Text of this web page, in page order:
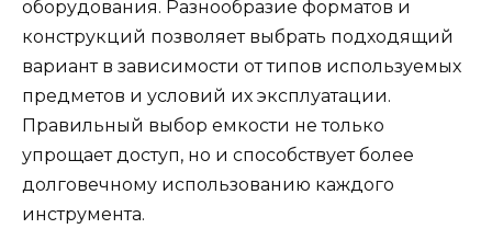
оборудования. Разнообразие форматов и
конструкций позволяет выбрать подходящий
вариант в зависимости от типов используемых
предметов и условий их эксплуатации.
Правильный выбор емкости не только
упрощает доступ, но и способствует более
долговечному использованию каждого
инструмента.